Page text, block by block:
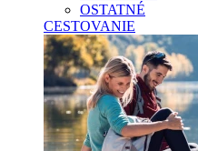
OSTATNÉ
CESTOVANIE